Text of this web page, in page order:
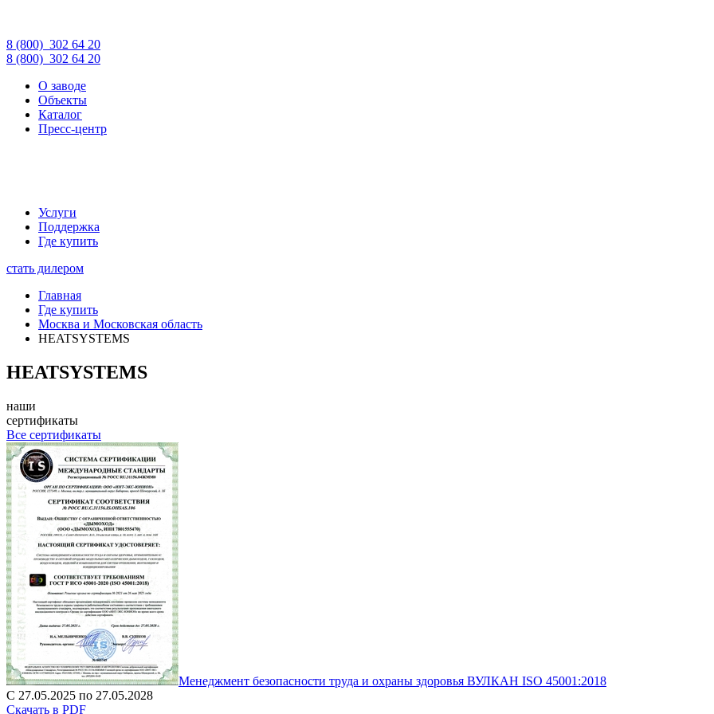
8 (800) 302 64 20
8 (800) 302 64 20
О заводе
Объекты
Каталог
Пресс-центр
Услуги
Поддержка
Где купить
стать дилером
Главная
Где купить
Москва и Московская область
HEATSYSTEMS
HEATSYSTEMS
наши
сертификаты
Все сертификаты
Менеджмент безопасности труда и охраны здоровья ВУЛКАН ISO 45001:2018
С 27.05.2025 по 27.05.2028
Скачать в PDF